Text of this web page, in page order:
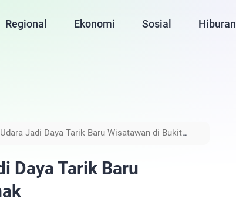
Regional Ekonomi Sosial Hiburan
Jadi Daya Tarik Baru Wisatawan di Bukit
Daya Tarik Baru